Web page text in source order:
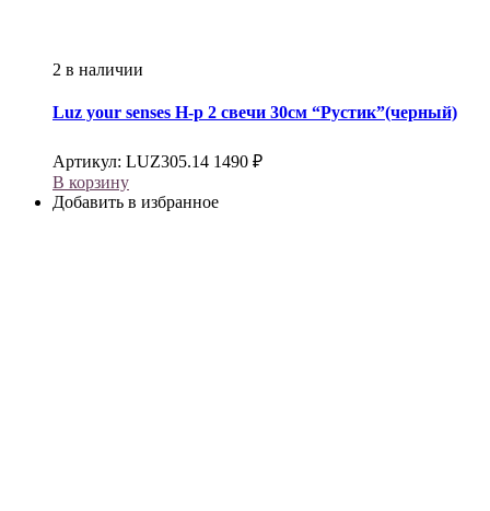
2 в наличии
Luz your senses Н-р 2 свечи 30см “Рустик”(черный)
Артикул: LUZ305.14 1490 ₽
В корзину
Добавить в избранное